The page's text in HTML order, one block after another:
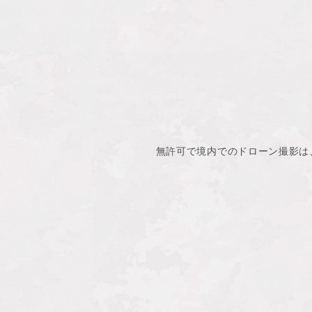
無許可で境内でのドローン撮影